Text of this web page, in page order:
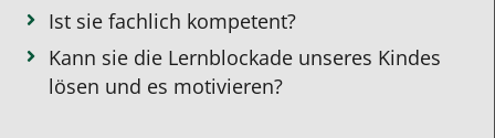
Ist sie fachlich kompetent?
Kann sie die Lernblockade unseres Kindes
lösen und es motivieren?